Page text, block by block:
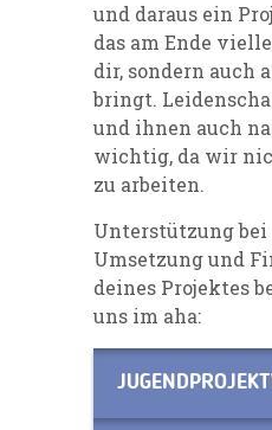
und daraus ein
das am Ende
dir, sondern auch
bringt.
und ihnen auch
wichtig, da wir
zu arbeiten.
Unterstützung bei
Umsetzung und
deines Projektes
uns im aha: